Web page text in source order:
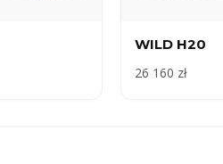
WILD H20
26 160 zł